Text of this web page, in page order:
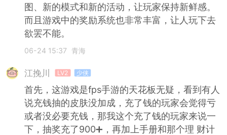
图、新的模式和新的活动，让玩家保持新鲜感。
而且游戏中的奖励系统也非常丰富，让人玩下去
欲罢不能。
06-24 15:37 青海
江挽川 LV2 少侠
首先，这游戏是fps手游的天花板无疑，看到有人
说充钱抽的皮肤没加成，充了钱的玩家会觉得亏
或者没必要充钱，那我这个充了钱的玩家来说一
下，抽奖充了900➕，再加上手册和那个理 财计